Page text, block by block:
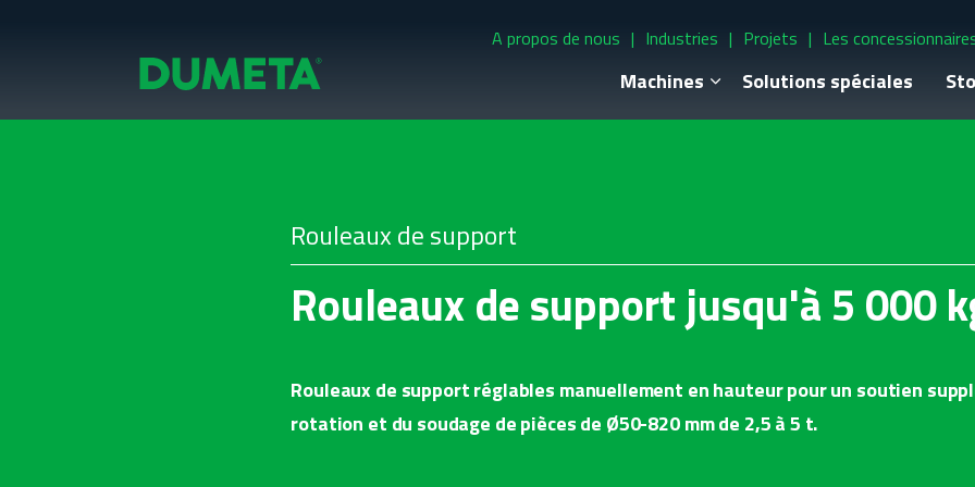
Machines Solutions spéciales
A propos de nous Industries Projets Les
Rouleaux de support
Rouleaux de support jusqu'à 5 000
Rouleaux de support réglables manuellement en hauteur pour un soutien
rotation et du soudage de pièces de Ø50-820 mm de 2,5 à 5 t.